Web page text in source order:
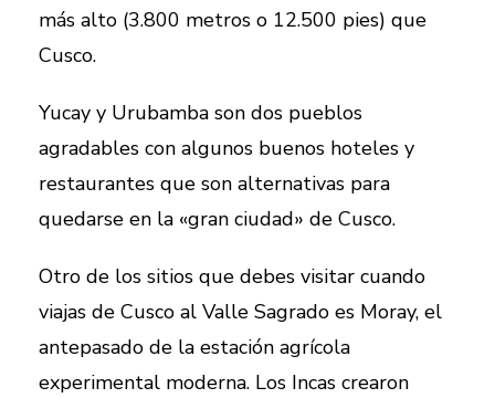
más alto (3.800 metros o 12.500 pies) que
Cusco.
Yucay y Urubamba son dos pueblos
agradables con algunos buenos hoteles y
restaurantes que son alternativas para
quedarse en la «gran ciudad» de Cusco.
Otro de los sitios que debes visitar cuando
viajas de Cusco al Valle Sagrado es Moray, el
antepasado de la estación agrícola
experimental moderna. Los Incas crearon